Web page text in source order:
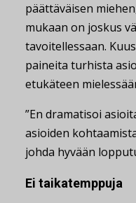
päättäväisen
mukaan on joskus
tavoitellessaan.
paineita turhista
etukäteen
”En dramatisoi
asioiden
johda hyvään
Ei taikatemppuja